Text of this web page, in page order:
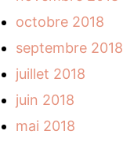
octobre 2018
septembre 2018
juillet 2018
juin 2018
mai 2018